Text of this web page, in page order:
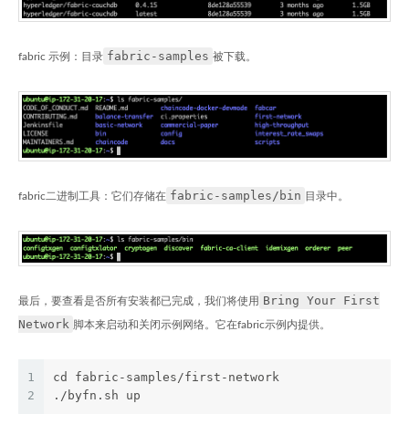
fabric 示例：目录 fabric-samples 被下载。
fabric二进制工具：它们存储在 fabric-samples/bin 目录中。
最后，要查看是否所有安装都已完成，我们将使用 Bring Your First
Network 脚本来启动和关闭示例网络。它在fabric示例内提供。
1
2
cd fabric-samples/first-network
./byfn.sh up